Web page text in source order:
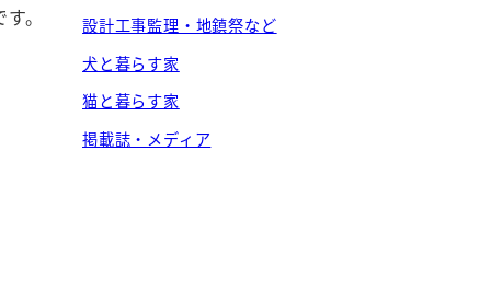
。
設計工事監理・地鎮祭など
犬と暮らす家
猫と暮らす家
掲載誌・メディア